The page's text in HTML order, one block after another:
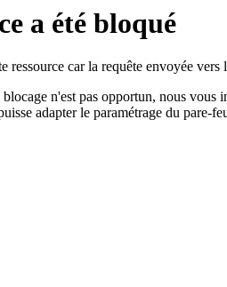
a été bloqué
car la requête envoyée vers
n'est pas opportun, nous vous
adapter le paramétrage du pare-